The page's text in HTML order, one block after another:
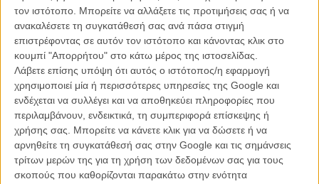
τον ιστότοπο. Μπορείτε να αλλάξετε τις προτιμήσεις σας ή να
ανακαλέσετε τη συγκατάθεσή σας ανά πάσα στιγμή
επιστρέφοντας σε αυτόν τον ιστότοπο και κάνοντας κλικ στο
κουμπί "Απορρήτου" στο κάτω μέρος της ιστοσελίδας.
Λάβετε επίσης υπόψη ότι αυτός ο ιστότοπος/η εφαρμογή
χρησιμοποιεί μία ή περισσότερες υπηρεσίες της Google και
ενδέχεται να συλλέγει και να αποθηκεύει πληροφορίες που
περιλαμβάνουν, ενδεικτικά, τη συμπεριφορά επίσκεψης ή
χρήσης σας. Μπορείτε να κάνετε κλικ για να δώσετε ή να
αρνηθείτε τη συγκατάθεσή σας στην Google και τις σημάνσεις
τρίτων μερών της για τη χρήση των δεδομένων σας για τους
σκοπούς που καθορίζονται παρακάτω στην ενότητα